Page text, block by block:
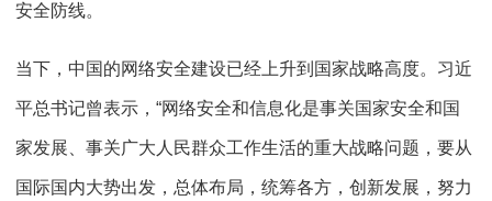
安全防线。
当下，中国的网络安全建设已经上升到国家战略高度。习近
平总书记曾表示，“网络安全和信息化是事关国家安全和国
家发展、事关广大人民群众工作生活的重大战略问题，要从
国际国内大势出发，总体布局，统筹各方，创新发展，努力